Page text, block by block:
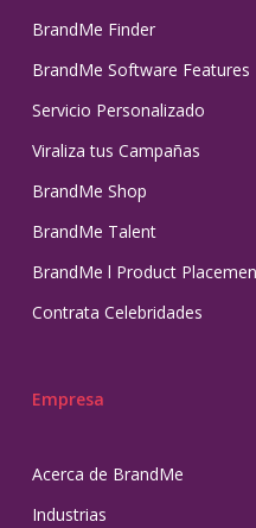
BrandMe Finder
BrandMe Software Features
Servicio Personalizado
Viraliza tus Campañas
BrandMe Shop
BrandMe Talent
BrandMe l Product
Contrata Celebridades
Empresa
Acerca de BrandMe
Industrias